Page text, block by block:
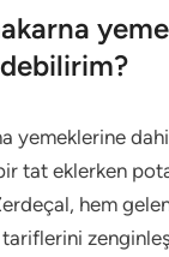
yemeklerine
tat eklerken
hem